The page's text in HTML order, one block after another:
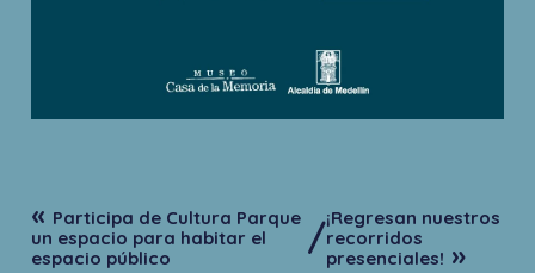
« Participa de Cultura Parque
un espacio para habitar el
espacio público
/¡Regresan nuestros
recorridos
presenciales! »